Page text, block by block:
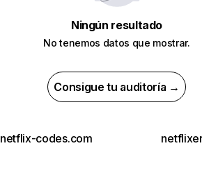
Ningún resultado
No tenemos datos que mostrar.
Consigue tu auditoría →
netflix-codes.com